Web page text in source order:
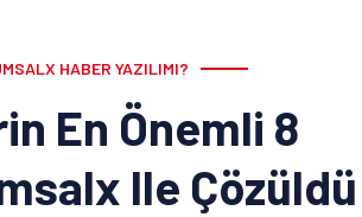
HABER YAZILIMI?
En Önemli 8
Ile Çözüldü